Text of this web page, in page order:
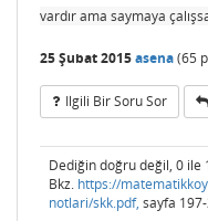
vardır ama saymaya
25 Şubat 2015asena(65
Ilgili Bir Soru Sor
Dediğin doğru değil, 0 ile
Bkz. https://
notlari/skk.pdf, sayfa